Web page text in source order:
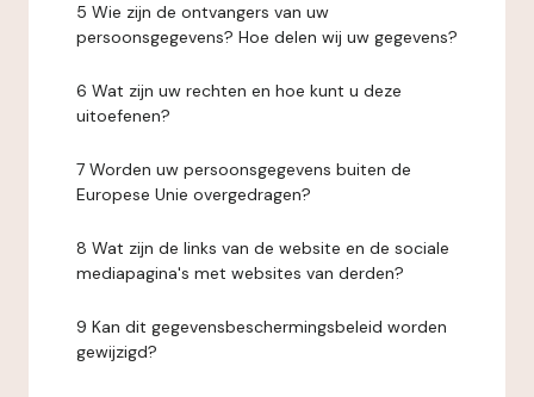
5 Wie zijn de ontvangers van uw
persoonsgegevens? Hoe delen wij uw gegevens?
6 Wat zijn uw rechten en hoe kunt u deze
uitoefenen?
7 Worden uw persoonsgegevens buiten de
Europese Unie overgedragen?
8 Wat zijn de links van de website en de sociale
mediapagina's met websites van derden?
9 Kan dit gegevensbeschermingsbeleid worden
gewijzigd?